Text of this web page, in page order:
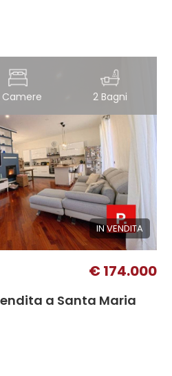
Camere 2 Bagni
IN VENDITA
€ 174.000
a Santa Maria